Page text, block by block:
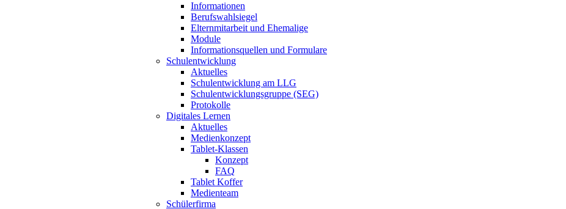
Informationen
Berufswahlsiegel
Elternmitarbeit und Ehemalige
Module
Informationsquellen und Formulare
Schulentwicklung
Aktuelles
Schulentwicklung am LLG
Schulentwicklungsgruppe (SEG)
Protokolle
Digitales Lernen
Aktuelles
Medienkonzept
Tablet-Klassen
Konzept
FAQ
Tablet Koffer
Medienteam
Schülerfirma